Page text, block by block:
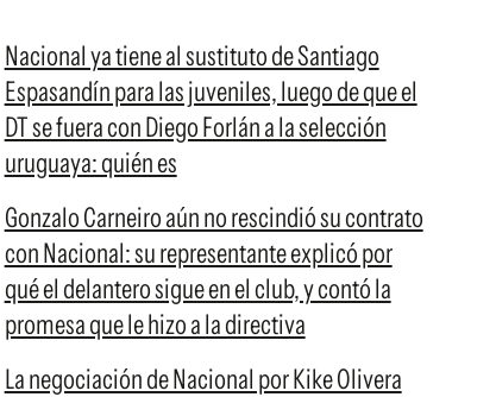
Nacional ya tiene al sustituto de Santiago
Espasandín para las juveniles, luego de que el
DT se fuera con Diego Forlán a la selección
uruguaya: quién es
Gonzalo Carneiro aún no rescindió su contrato
con Nacional: su representante explicó por
qué el delantero sigue en el club, y contó la
promesa que le hizo a la directiva
La negociación de Nacional por Kike Olivera